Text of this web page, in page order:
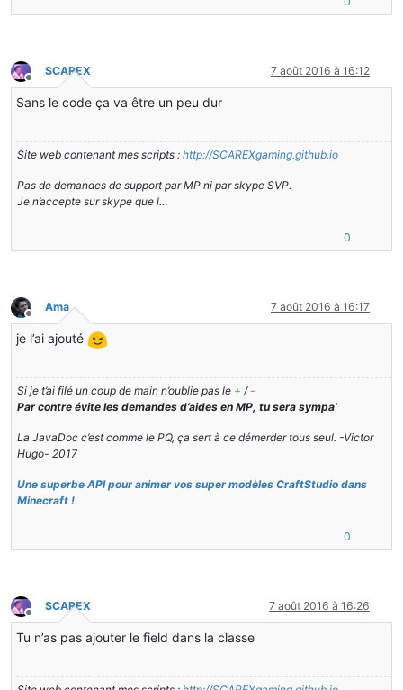
Hors-ligne
SCAREX 7 août 2016 à 16:12
Sans le code ça va être un peu dur
Site web contenant mes scripts : http://SCAREXgaming.github.io
Pas de demandes de support par MP ni par skype SVP.
Je n’accepte sur skype que l…
0
Hors-ligne
Ama 7 août 2016 à 16:17
je l’ai ajouté
Si je t’ai filé un coup de main n’oublie pas le + / -
Par contre évite les demandes d’aides en MP, tu sera sympa’
La JavaDoc c’est comme le PQ, ça sert à ce démerder tous seul. -Victor
Hugo- 2017
Une superbe API pour animer vos super modèles CraftStudio dans
Minecraft !
0
Hors-ligne
SCAREX 7 août 2016 à 16:26
Tu n’as pas ajouter le field dans la classe